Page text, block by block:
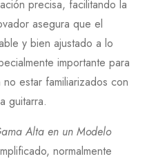
precisa, facilitando la
asegura que el
y bien ajustado a lo
importante para
estar familiarizados con
guitarra.
Alta en un Modelo
normalmente